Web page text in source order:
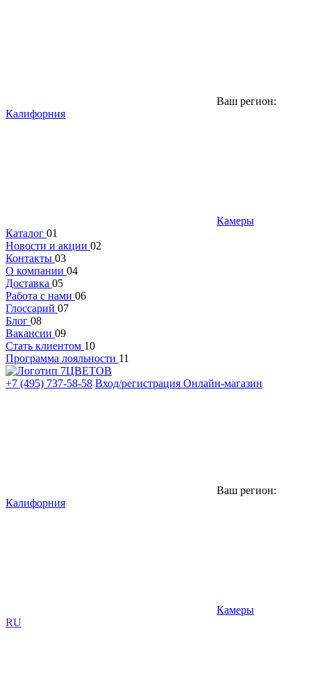
Ваш регион:
Калифорния
Камеры
Каталог 01
Новости и акции 02
Контакты 03
О компании 04
Доставка 05
Работа с нами 06
Глоссарий 07
Блог 08
Вакансии 09
Стать клиентом 10
Программа лояльности 11
+7 (495) 737-58-58 Вход/регистрация Онлайн-магазин
Ваш регион:
Калифорния
Камеры
RU